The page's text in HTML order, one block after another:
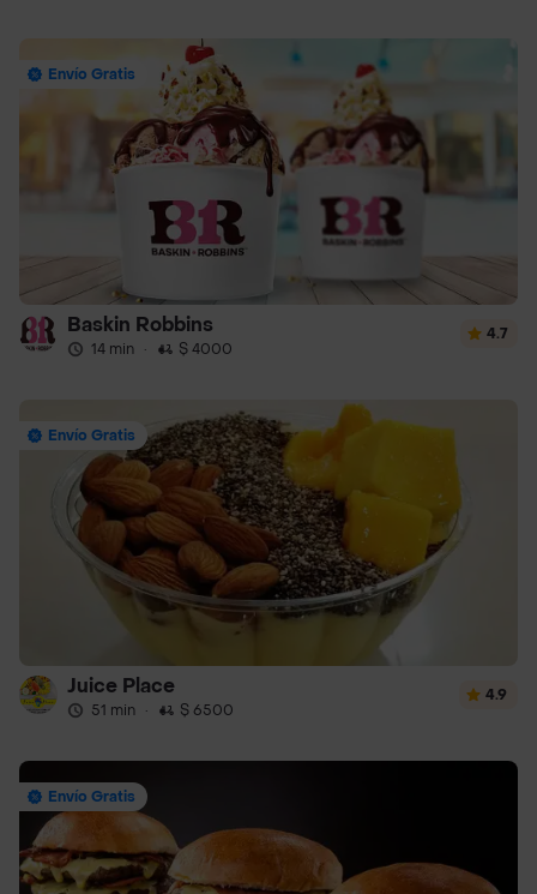
Envío Gratis
Baskin Robbins
14 min · $ 4000
4.7
Envío Gratis
Juice Place
51 min · $ 6500
4.9
Envío Gratis